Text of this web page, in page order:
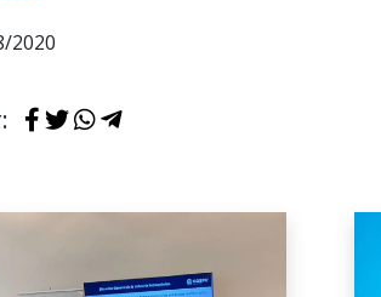
2020